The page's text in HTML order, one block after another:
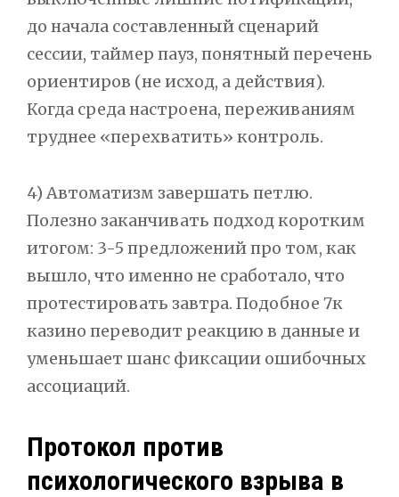
до начала составленный сценарий
сессии, таймер пауз, понятный перечень
ориентиров (не исход, а действия).
Когда среда настроена, переживаниям
труднее «перехватить» контроль.
4) Автоматизм завершать петлю.
Полезно заканчивать подход коротким
итогом: 3-5 предложений про том, как
вышло, что именно не сработало, что
протестировать завтра. Подобное 7к
казино переводит реакцию в данные и
уменьшает шанс фиксации ошибочных
ассоциаций.
Протокол против
психологического взрыва в